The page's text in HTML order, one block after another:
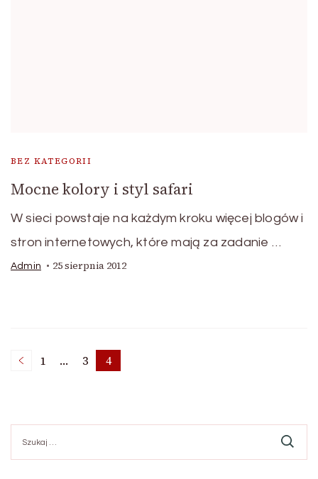
BEZ KATEGORII
Mocne kolory i styl safari
W sieci powstaje na każdym kroku więcej blogów i
stron internetowych, które mają za zadanie …
Admin 25 sierpnia 2012
Stronicowanie
wpisów
Strona
1 … Strona
3 Strona
4